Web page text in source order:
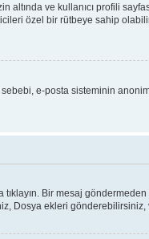
altında ve kullanıcı profili
özel bir rütbeye sahip
e-posta sisteminin
Bir mesaj
Dosya ekleri gönderebilirsiniz,